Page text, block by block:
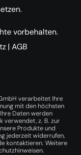
vorbehalten.
| AGB
verarbeitet Ihre
mit den höchsten
Daten werden
verwendet, z. B. zur
Produkte und
jederzeit widerrufen,
kontaktieren. Weitere
.